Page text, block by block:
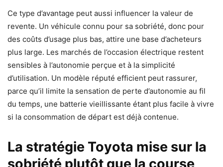
Ce type d’avantage peut aussi influencer la valeur de
revente. Un véhicule connu pour sa sobriété, donc pour
des coûts d’usage plus bas, attire une base d’acheteurs
plus large. Les marchés de l’occasion électrique restent
sensibles à l’autonomie perçue et à la simplicité
d’utilisation. Un modèle réputé efficient peut rassurer,
parce qu’il limite la sensation de perte d’autonomie au fil
du temps, une batterie vieillissante étant plus facile à vivre
si la consommation de départ est déjà contenue.
La stratégie Toyota mise sur la
sobriété plutôt que la course